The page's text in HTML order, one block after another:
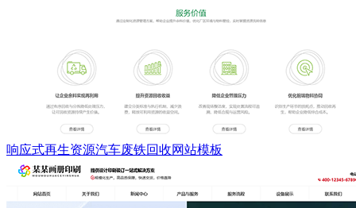
响应式再生资源汽车废铁回收网站模板